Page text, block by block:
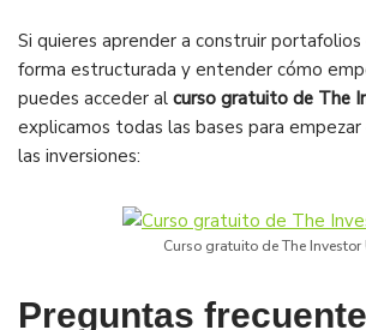
Si quieres aprender a construir
forma estructurada y entender cómo
puedes acceder al curso gratuito de The
explicamos todas las bases para
las inversiones:
Curso gratuito de The Investor
Preguntas